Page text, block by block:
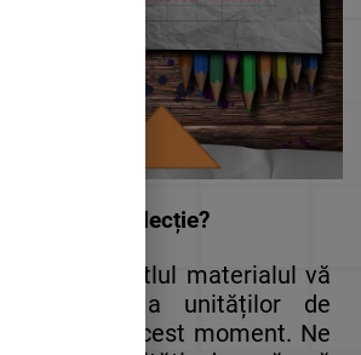
în această lecție?
anunță și titlul materialul vă
a unităților de
până în acest moment. Ne